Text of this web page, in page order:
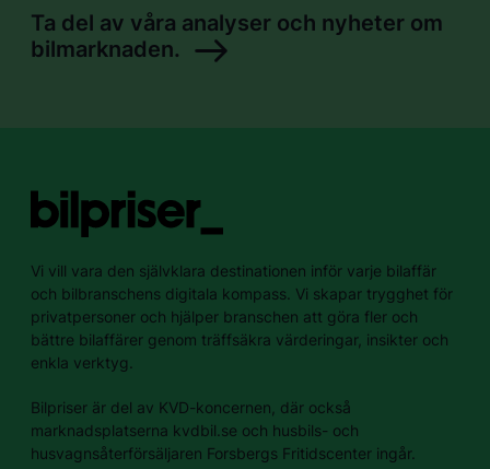
Ta del av våra analyser och nyheter om
bilmarknaden.
Vi vill vara den självklara destinationen inför varje bilaffär
och bilbranschens digitala kompass. Vi skapar trygghet för
privatpersoner och hjälper branschen att göra fler och
bättre bilaffärer genom träffsäkra värderingar, insikter och
enkla verktyg.
Bilpriser är del av KVD-koncernen, där också
marknadsplatserna kvdbil.se och husbils- och
husvagnsåterförsäljaren Forsbergs Fritidscenter ingår.